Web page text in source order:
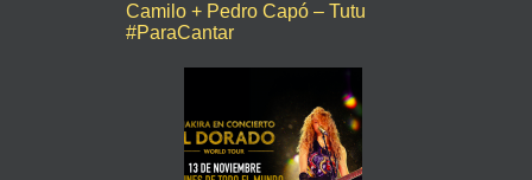
Camilo + Pedro Capó – Tutu
#ParaCantar